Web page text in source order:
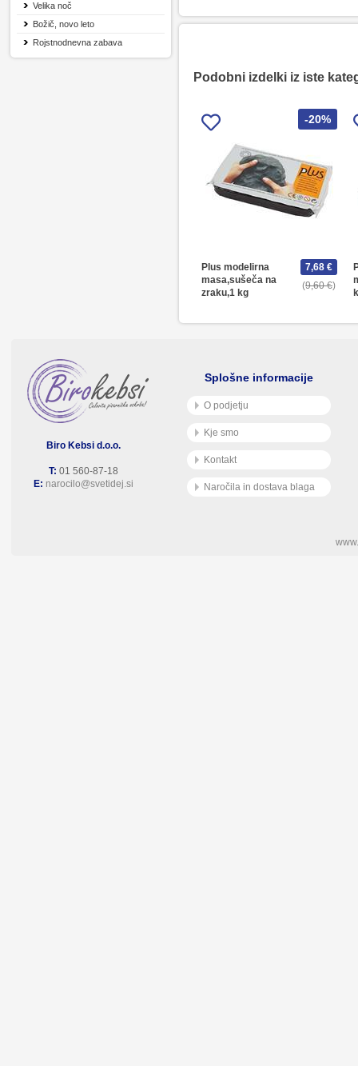
Velika noč
Božič, novo leto
Rojstnodnevna zabava
Podobni izdelki iz iste
-20%
Plus modelirna
masa,sušeča na
zraku,1 kg
9,60 €
7,68 €
Biro Kebsi d.o.o.
T: 01 560-87-18
E: narocilo@svetidej.si
Splošne informacije
O podjetju
Kje smo
Kontakt
Naročila in dostava blaga